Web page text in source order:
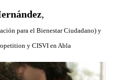
,
para el Bienestar Ciudadano) y
y CISVI en Abla